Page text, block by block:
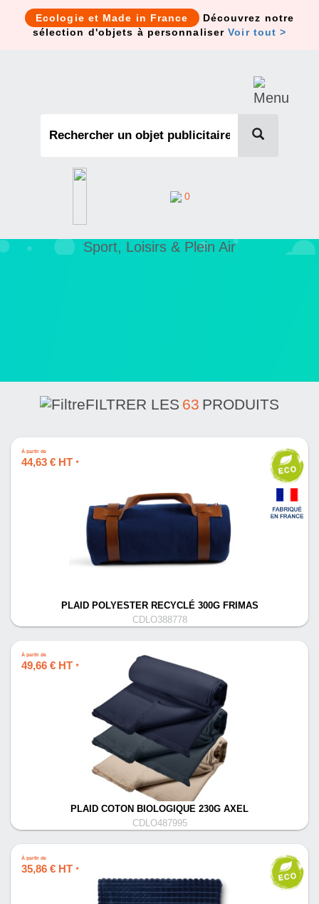
Ecologie et Made in France
Découvrez notre
sélection d'objets à personnaliserVoir tout >
0
Sport, Loisirs & Plein Air
FILTRER LES 63 PRODUITS
À partir de
44,63 € HT *
PLAID POLYESTER RECYCLÉ 300G FRIMAS
CDLO388778
À partir de
49,66 € HT *
PLAID COTON BIOLOGIQUE 230G AXEL
CDLO487995
À partir de
35,86 € HT *
Cookies management panel